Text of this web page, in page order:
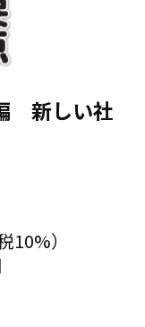
新しい社
）